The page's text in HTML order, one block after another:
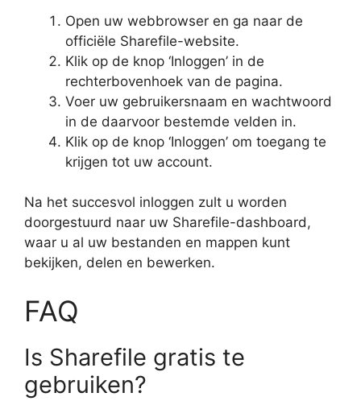
Open uw webbrowser en ga naar de
officiële Sharefile-website.
Klik op de knop ‘Inloggen’ in de
rechterbovenhoek van de pagina.
Voer uw gebruikersnaam en wachtwoord
in de daarvoor bestemde velden in.
Klik op de knop ‘Inloggen’ om toegang te
krijgen tot uw account.
Na het succesvol inloggen zult u worden
doorgestuurd naar uw Sharefile-dashboard,
waar u al uw bestanden en mappen kunt
bekijken, delen en bewerken.
FAQ
Is Sharefile gratis te
gebruiken?